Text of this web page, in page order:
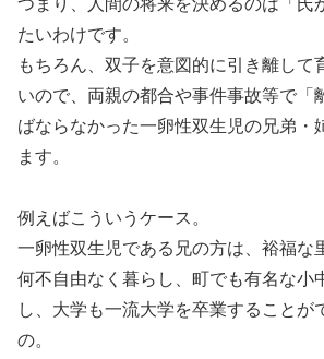
つまり、人間の将来を決めるのは「氏
たいわけです。
もちろん、双子を意図的に引き離して
いので、両親の都合や事件事故等で「
ばならなかった一卵性双生児の兄弟・
ます。
例えばこういうケース。
一卵性双生児である兄の方は、裕福な
何不自由なく暮らし、町でも有名な小
し、大学も一流大学を卒業することが
の。